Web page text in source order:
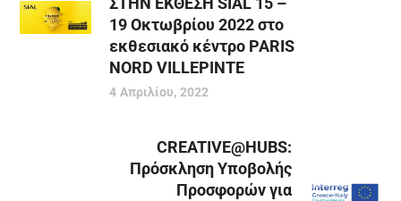
19 Οκτωβρίου 2022 στο
εκθεσιακό κέντρο PARIS
NORD VILLEPINTE
4 Απριλίου, 2022
CREATIVE@HUBS:
Πρόσκληση Υποβολής
Προσφορών για